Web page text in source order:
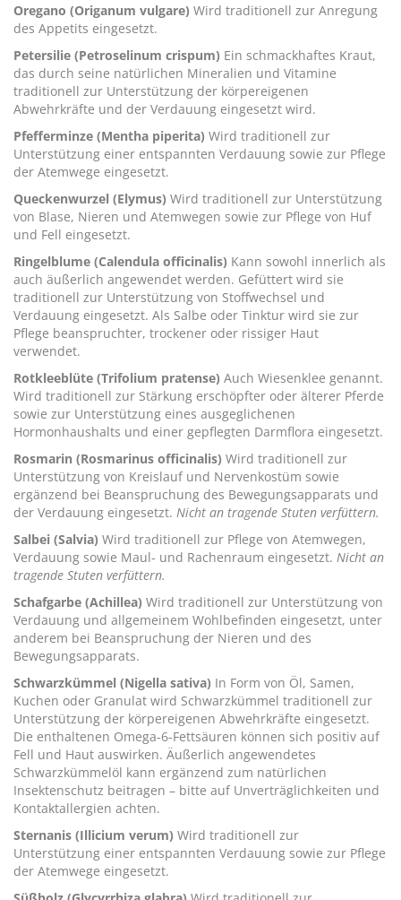
Oregano (Origanum vulgare) Wird traditionell zur Anregung
des Appetits eingesetzt.
Petersilie (Petroselinum crispum) Ein schmackhaftes Kraut,
das durch seine natürlichen Mineralien und Vitamine
traditionell zur Unterstützung der körpereigenen
Abwehrkräfte und der Verdauung eingesetzt wird.
Pfefferminze (Mentha piperita) Wird traditionell zur
Unterstützung einer entspannten Verdauung sowie zur Pflege
der Atemwege eingesetzt.
Queckenwurzel (Elymus) Wird traditionell zur Unterstützung
von Blase, Nieren und Atemwegen sowie zur Pflege von Huf
und Fell eingesetzt.
Ringelblume (Calendula officinalis) Kann sowohl innerlich als
auch äußerlich angewendet werden. Gefüttert wird sie
traditionell zur Unterstützung von Stoffwechsel und
Verdauung eingesetzt. Als Salbe oder Tinktur wird sie zur
Pflege beanspruchter, trockener oder rissiger Haut
verwendet.
Rotkleeblüte (Trifolium pratense) Auch Wiesenklee genannt.
Wird traditionell zur Stärkung erschöpfter oder älterer Pferde
sowie zur Unterstützung eines ausgeglichenen
Hormonhaushalts und einer gepflegten Darmflora eingesetzt.
Rosmarin (Rosmarinus officinalis) Wird traditionell zur
Unterstützung von Kreislauf und Nervenkostüm sowie
ergänzend bei Beanspruchung des Bewegungsapparats und
der Verdauung eingesetzt. Nicht an tragende Stuten verfüttern.
Salbei (Salvia) Wird traditionell zur Pflege von Atemwegen,
Verdauung sowie Maul- und Rachenraum eingesetzt. Nicht an
tragende Stuten verfüttern.
Schafgarbe (Achillea) Wird traditionell zur Unterstützung von
Verdauung und allgemeinem Wohlbefinden eingesetzt, unter
anderem bei Beanspruchung der Nieren und des
Bewegungsapparats.
Schwarzkümmel (Nigella sativa) In Form von Öl, Samen,
Kuchen oder Granulat wird Schwarzkümmel traditionell zur
Unterstützung der körpereigenen Abwehrkräfte eingesetzt.
Die enthaltenen Omega-6-Fettsäuren können sich positiv auf
Fell und Haut auswirken. Äußerlich angewendetes
Schwarzkümmelöl kann ergänzend zum natürlichen
Insektenschutz beitragen – bitte auf Unverträglichkeiten und
Kontaktallergien achten.
Sternanis (Illicium verum) Wird traditionell zur
Unterstützung einer entspannten Verdauung sowie zur Pflege
der Atemwege eingesetzt.